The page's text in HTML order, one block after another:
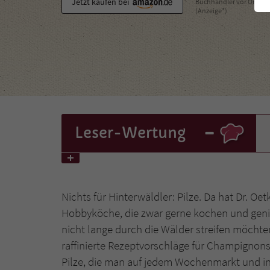
(Anzeige*)
Leser-Wertung -
Nichts für Hinterwäldler: Pilze. Da hat Dr.
Hobbyköche, die zwar gerne kochen und
nicht lange durch die Wälder streifen
raffinierte Rezeptvorschläge für
Pilze, die man auf jedem Wochenmarkt und